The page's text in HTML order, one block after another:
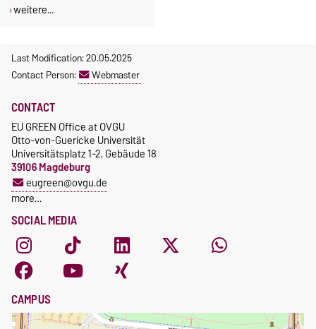
weitere...
Last Modification: 20.05.2025
Contact Person:
Webmaster
SOCIAL MEDIA
CONTACT
EU GREEN Office at OVGU
Otto-von-Guericke Universität
Universitätsplatz 1-2, Gebäude 18
39106 Magdeburg
eugreen@ovgu.de
more…
CAMPUS